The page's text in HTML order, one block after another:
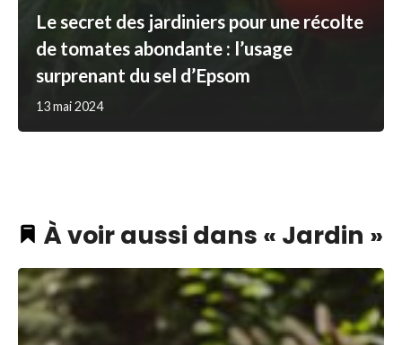
Le secret des jardiniers pour une récolte
de tomates abondante : l’usage
surprenant du sel d’Epsom
13 mai 2024
À voir aussi dans « Jardin »